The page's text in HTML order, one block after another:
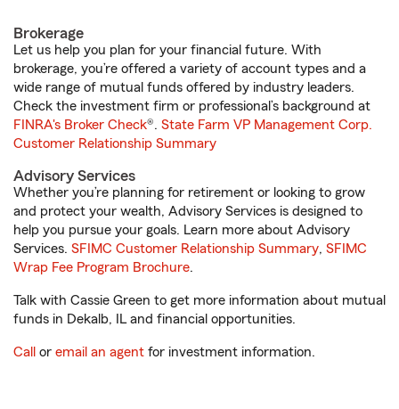
Brokerage
Let us help you plan for your financial future. With
brokerage, you’re offered a variety of account types and a
wide range of mutual funds offered by industry leaders.
Check the investment firm or professional’s background at
FINRA's Broker Check®. State Farm VP Management Corp.
Customer Relationship Summary
Advisory Services
Whether you’re planning for retirement or looking to grow
and protect your wealth, Advisory Services is designed to
help you pursue your goals. Learn more about Advisory
Services. SFIMC Customer Relationship Summary, SFIMC
Wrap Fee Program Brochure.
Talk with Cassie Green to get more information about mutual
funds in Dekalb, IL and financial opportunities.
Call or email an agent for investment information.